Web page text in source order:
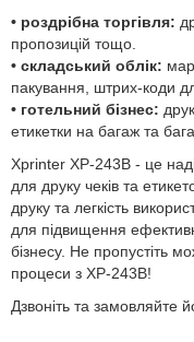
• роздрібна торгівля:
пропозицій тощо.
• складський облік:
пакування, штрих-коди
• готельний бізнес:
етикетки на багаж та
Xprinter XP-243B - це
для друку чеків та
друку та легкість
для підвищення
бізнесу. Не пропустіть
процеси з XP-243B!
Дзвоніть та замовляйте